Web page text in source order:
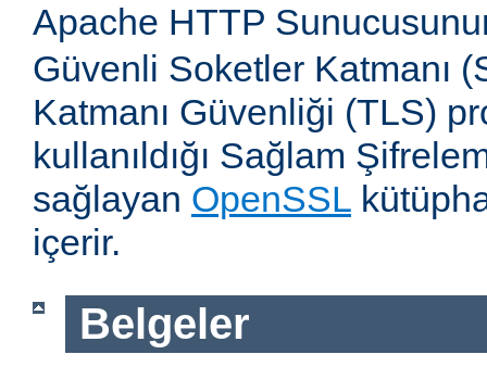
Apache HTTP
Güvenli Soketler Katmanı
Katmanı Güvenliği (TLS)
kullanıldığı Sağlam
sağlayan OpenSSL
içerir.
Belgeler